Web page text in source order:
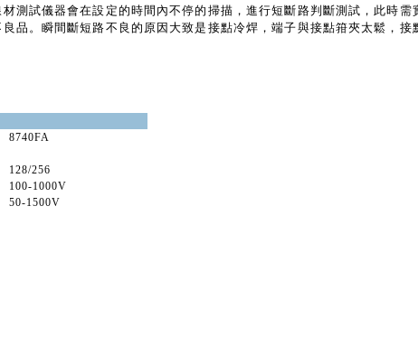
測試儀器會在設定的時間內不停的掃描，進行短斷路判斷測試，此時需
品。瞬間斷短路不良的原因大致是接點冷焊，端子與接點箝夾太鬆，接
8740FA
128/256
100-1000V
50-1500V